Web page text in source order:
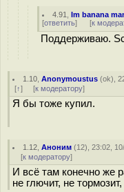
4.91 ,Im banana
[ответить] [к
Поддерживаю.
1.10 ,Anonymoustus (ok),
[↑] [к модератору]
Я бы тоже купил.
1.12 ,Аноним (12), 23:02,
[к модератору]
И всё там конечно же
не глючит, не